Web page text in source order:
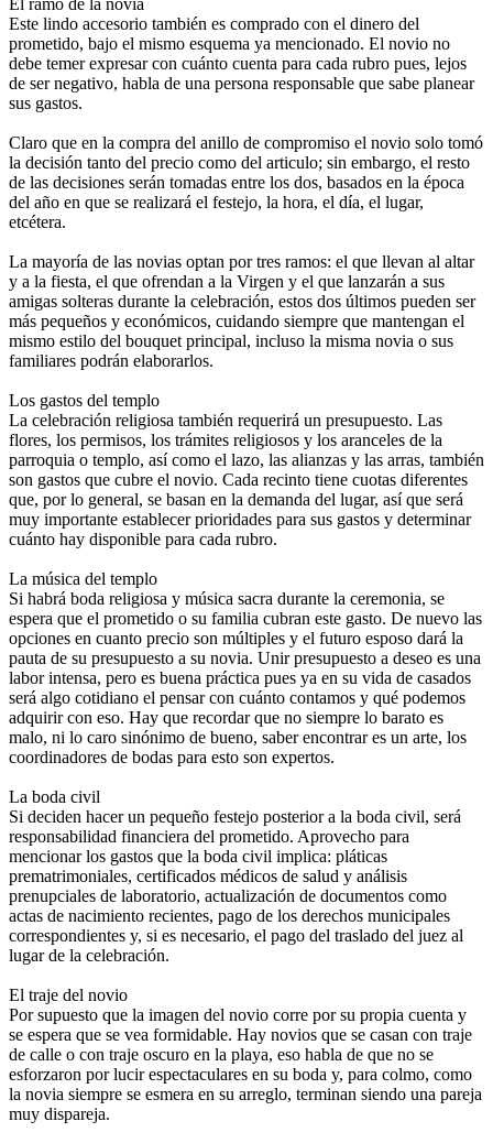
El ramo de la novia
Este lindo accesorio también es comprado con el dinero del
prometido, bajo el mismo esquema ya mencionado. El novio no
debe temer expresar con cuánto cuenta para cada rubro pues, lejos
de ser negativo, habla de una persona responsable que sabe planear
sus gastos.
Claro que en la compra del anillo de compromiso el novio solo tomó
la decisión tanto del precio como del articulo; sin embargo, el resto
de las decisiones serán tomadas entre los dos, basados en la época
del año en que se realizará el festejo, la hora, el día, el lugar,
etcétera.
La mayoría de las novias optan por tres ramos: el que llevan al altar
y a la fiesta, el que ofrendan a la Virgen y el que lanzarán a sus
amigas solteras durante la celebración, estos dos últimos pueden ser
más pequeños y económicos, cuidando siempre que mantengan el
mismo estilo del bouquet principal, incluso la misma novia o sus
familiares podrán elaborarlos.
Los gastos del templo
La celebración religiosa también requerirá un presupuesto. Las
flores, los permisos, los trámites religiosos y los aranceles de la
parroquia o templo, así como el lazo, las alianzas y las arras, también
son gastos que cubre el novio. Cada recinto tiene cuotas diferentes
que, por lo general, se basan en la demanda del lugar, así que será
muy importante establecer prioridades para sus gastos y determinar
cuánto hay disponible para cada rubro.
La música del templo
Si habrá boda religiosa y música sacra durante la ceremonia, se
espera que el prometido o su familia cubran este gasto. De nuevo las
opciones en cuanto precio son múltiples y el futuro esposo dará la
pauta de su presupuesto a su novia. Unir presupuesto a deseo es una
labor intensa, pero es buena práctica pues ya en su vida de casados
será algo cotidiano el pensar con cuánto contamos y qué podemos
adquirir con eso. Hay que recordar que no siempre lo barato es
malo, ni lo caro sinónimo de bueno, saber encontrar es un arte, los
coordinadores de bodas para esto son expertos.
La boda civil
Si deciden hacer un pequeño festejo posterior a la boda civil, será
responsabilidad financiera del prometido. Aprovecho para
mencionar los gastos que la boda civil implica: pláticas
prematrimoniales, certificados médicos de salud y análisis
prenupciales de laboratorio, actualización de documentos como
actas de nacimiento recientes, pago de los derechos municipales
correspondientes y, si es necesario, el pago del traslado del juez al
lugar de la celebración.
El traje del novio
Por supuesto que la imagen del novio corre por su propia cuenta y
se espera que se vea formidable. Hay novios que se casan con traje
de calle o con traje oscuro en la playa, eso habla de que no se
esforzaron por lucir espectaculares en su boda y, para colmo, como
la novia siempre se esmera en su arreglo, terminan siendo una pareja
muy dispareja.